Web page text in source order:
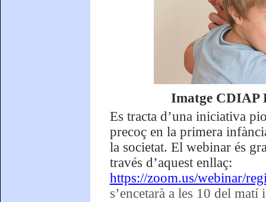
Imatge CDIAP
Es tracta d’una iniciativa
precoç en la primera
la societat. El webinar és
través d’aquest enllaç:
https://zoom.us/webinar/
s’encetarà a les 10 del